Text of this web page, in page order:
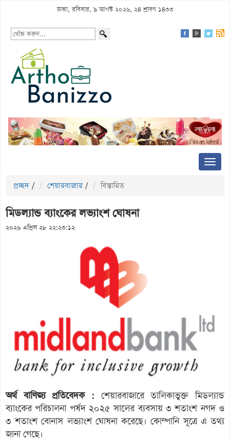
ঢাকা, রবিবার, ৯ আগস্ট ২০২৬, ২৪ শ্রাবণ ১৪৩৩
প্রচ্ছদ / শেয়ারবাজার / বিস্তারিত
মিডল্যান্ড ব্যাংকের লভ্যাংশ ঘোষনা
২০২৬ এপ্রিল ২৮ ২২:২৩:১২
অর্থ বাণিজ্য প্রতিবেদক : শেয়ারবাজারে তালিকাভুক্ত মিডল্যান্ড
ব্যাংকের পরিচালনা পর্ষদ ২০২৫ সালের ব্যবসায় ৩ শতাংশ নগদ ও
৩ শতাংশ বোনাস লভ্যাংশ ঘোষনা করেছে। কোম্পানি সূত্রে এ তথ্য
জানা গেছে।